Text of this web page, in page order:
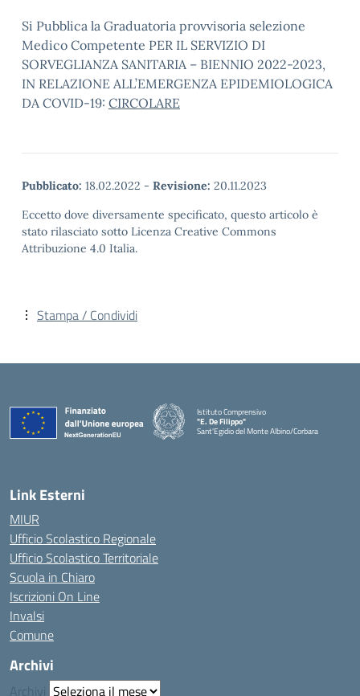
Si Pubblica la Graduatoria provvisoria selezione
Medico Competente PER IL SERVIZIO DI
SORVEGLIANZA SANITARIA – BIENNIO 2022-2023,
IN RELAZIONE ALL’EMERGENZA EPIDEMIOLOGICA
DA COVID-19: CIRCOLARE
Pubblicato: 18.02.2022 - Revisione: 20.11.2023
Eccetto dove diversamente specificato, questo articolo è
stato rilasciato sotto Licenza Creative Commons
Attribuzione 4.0 Italia.
Stampa / Condividi
Istituto Comprensivo
"E. De Filippo"
Sant'Egidio del Monte Albino/Corbara
Link Esterni
MIUR
Ufficio Scolastico Regionale
Ufficio Scolastico Territoriale
Scuola in Chiaro
Iscrizioni On Line
Invalsi
Comune
Archivi
Archivi